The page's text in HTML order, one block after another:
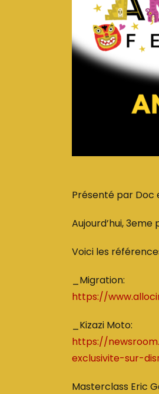
Présenté par Doc
Aujourd’hui,
Voici les
_Migration:
https://
_Kizazi Moto:
https://
exclusivite-sur-
Masterclass Eric